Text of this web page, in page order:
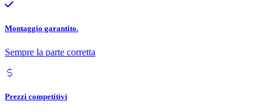
Montaggio garantito.
Sempre la parte corretta
Prezzi competitivi